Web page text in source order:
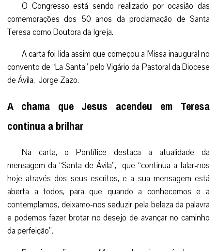
O Congresso está sendo realizado por ocasião das
comemorações dos 50 anos da proclamação de Santa
Teresa como Doutora da Igreja.
Acarta foi lida assim que começou a Missa inaugural no
convento de “La Santa” pelo Vigário da Pastoral da Diocese
de Ávila, Jorge Zazo.
A chama que Jesus acendeu em Teresa
continua a brilhar
Na carta, o Pontífice destaca a atualidade da
mensagem da “Santa de Ávila”, que “continua a falar-nos
hoje através dos seus escritos, e a sua mensagem está
aberta a todos, para que quando a conhecemos e a
contemplamos, deixamo-nos seduzir pela beleza da palavra
e podemos fazer brotar no desejo de avançar no caminho
da perfeição”.